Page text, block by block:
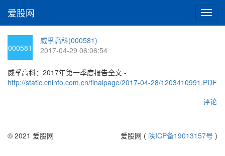
切
换
爱股网
000581
威孚高科(000581)
2017-04-29 06:06:54
威孚高科：2017年第一季度报告全文 -
http://static.cninfo.com.cn/finalpage/2017-04-28/1203410991.PDF
评论
© 2021 爱股网 爱股网 ( 陕ICP备19013157号 )